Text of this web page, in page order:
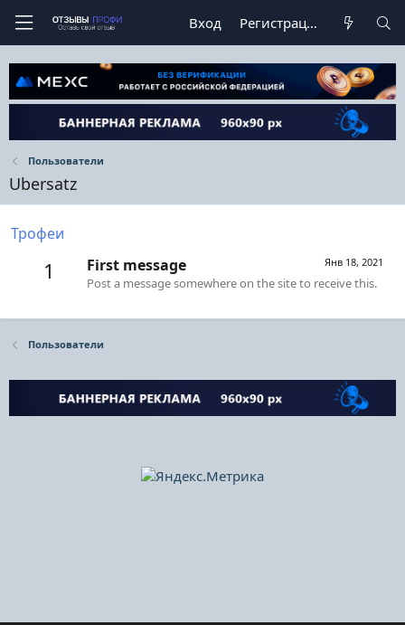
Вход Регистрация
Пользователи
Ubersatz
Трофеи
1 Янв 18, 2021
First message
Post a message somewhere on the site to receive this.
Пользователи